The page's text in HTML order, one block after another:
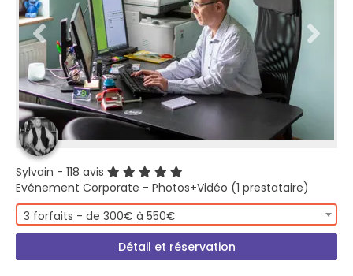
Sylvain - 118 avis
Evénement Corporate - Photos+Vidéo (1 prestataire)
3 forfaits - de 300€ à 550€
Détail et réservation